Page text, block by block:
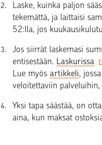
Laske, kuinka paljon
tekemättä, ja laittaisi
52:lla, jos
Jos siirrät laskemasi
entisestään. Laskurissa
Lue myösartikkeli,
veloitettaviin
Yksi tapa säästää, on
aina, kun maksat